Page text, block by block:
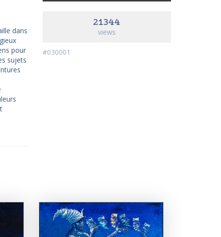
dans
pour
sujets
21344
views
#030001